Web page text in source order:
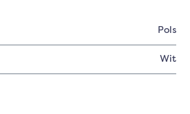
Pols
Wit